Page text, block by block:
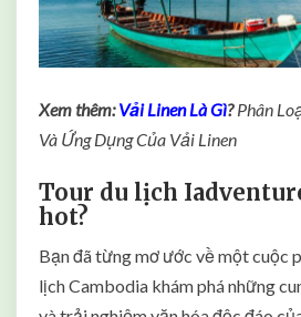
Xem thêm: Vải Linen Là Gì?Phân
Và Ứng Dụng Của Vải Linen
Tour du lịch
hot?
Bạn đã từng mơ ước về một cuộc
lịch Cambodia khám phá những